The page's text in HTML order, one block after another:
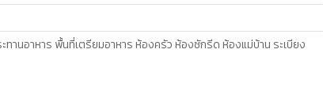
านอาหาร พื้นที่เตรียมอาหาร ห้องครัว ห้องซักรีด ห้องแม่บ้าน ระเบียง